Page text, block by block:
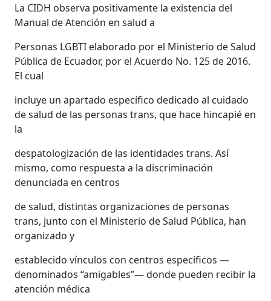
La CIDH observa positivamente la existencia del
Manual de Atención en salud a
Personas LGBTI elaborado por el Ministerio de Salud
Pública de Ecuador, por el Acuerdo No. 125 de 2016.
El cual
incluye un apartado específico dedicado al cuidado
de salud de las personas trans, que hace hincapié en
la
despatologización de las identidades trans. Así
mismo, como respuesta a la discriminación
denunciada en centros
de salud, distintas organizaciones de personas
trans, junto con el Ministerio de Salud Pública, han
organizado y
establecido vínculos con centros específicos —
denominados “amigables”— donde pueden recibir la
atención médica